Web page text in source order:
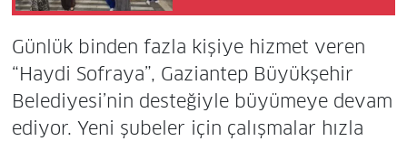
Günlük binden fazla kişiye hizmet veren
“Haydi Sofraya”, Gaziantep Büyükşehir
Belediyesi’nin desteğiyle büyümeye devam
ediyor. Yeni şubeler için çalışmalar hızla